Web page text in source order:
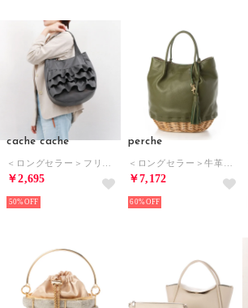
cache cache
￥2,695
50%
perche
￥7,172
60%